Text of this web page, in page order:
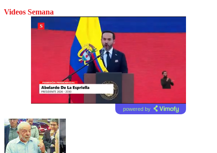
Videos Semana
powered by